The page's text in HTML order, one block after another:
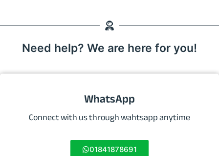
Need help? We are here for you!
WhatsApp
Connect with us through wahtsapp anytime
01841878691